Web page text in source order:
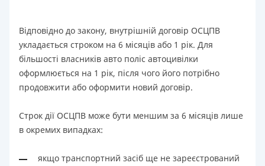
Відповідно до закону, внутрішній договір ОСЦПВ
укладається строком на 6 місяців або 1 рік. Для
більшості власників авто поліс автоцивілки
оформлюється на 1 рік, після чого його потрібно
продовжити або оформити новий договір.
Строк дії ОСЦПВ може бути меншим за 6 місяців лише
в окремих випадках:
якщо транспортний засіб ще не зареєстрований